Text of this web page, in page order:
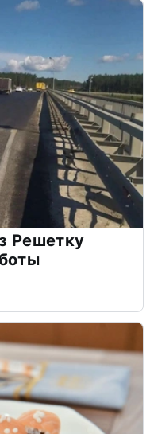
Решетку